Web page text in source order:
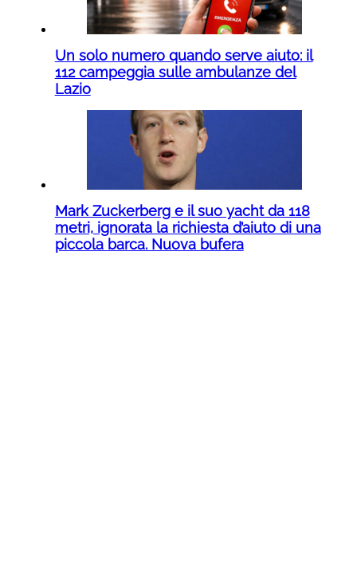
Un solo numero quando serve aiuto: il
112 campeggia sulle ambulanze del
Lazio
Mark Zuckerberg e il suo yacht da 118
metri, ignorata la richiesta d’aiuto di una
piccola barca. Nuova bufera